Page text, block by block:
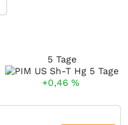
5 Tage
+0,46 %